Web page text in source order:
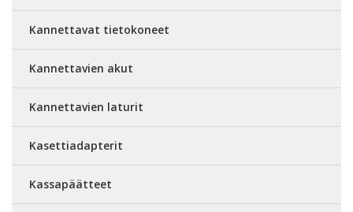
Kannettavat tietokoneet
Kannettavien akut
Kannettavien laturit
Kasettiadapterit
Kassapäätteet